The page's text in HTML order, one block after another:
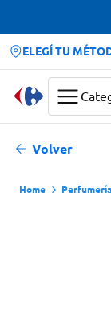
ELEGÍ TU
Volver
Términos